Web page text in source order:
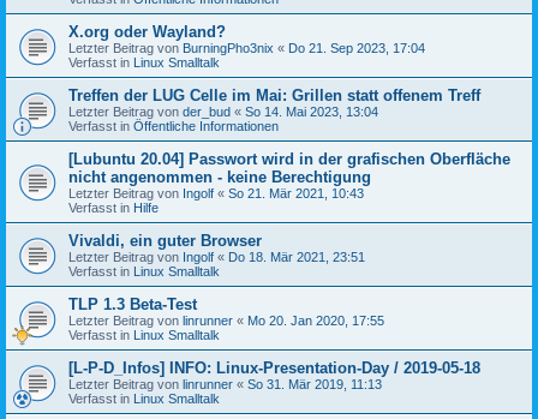
X.org oder Wayland?
Letzter Beitrag von BurningPho3nix « Do 21. Sep 2023, 17:04
Verfasst in Linux Smalltalk
Treffen der LUG Celle im Mai: Grillen statt offenem Treff
Letzter Beitrag von der_bud « So 14. Mai 2023, 13:04
Verfasst in Öffentliche Informationen
[Lubuntu 20.04] Passwort wird in der grafischen Oberfläche
nicht angenommen - keine Berechtigung
Letzter Beitrag von Ingolf « So 21. Mär 2021, 10:43
Verfasst in Hilfe
Vivaldi, ein guter Browser
Letzter Beitrag von Ingolf « Do 18. Mär 2021, 23:51
Verfasst in Linux Smalltalk
TLP 1.3 Beta-Test
Letzter Beitrag von linrunner « Mo 20. Jan 2020, 17:55
Verfasst in Linux Smalltalk
[L-P-D_Infos] INFO: Linux-Presentation-Day / 2019-05-18
Letzter Beitrag von linrunner « So 31. Mär 2019, 11:13
Verfasst in Linux Smalltalk